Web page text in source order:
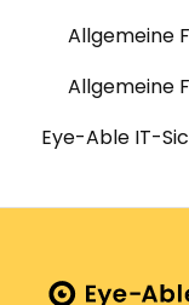
Allgemeine
Allgemeine
Eye-Able IT-
Technische